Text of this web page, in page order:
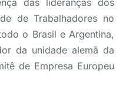
das lideranças dos
de Trabalhadores no
o Brasil e Argentina,
da unidade alemã da
de Empresa Europeu